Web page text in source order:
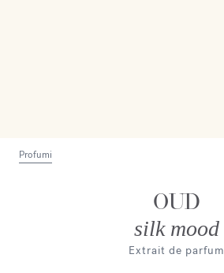
Profumi
OUD
silk mood
Extrait de parfum